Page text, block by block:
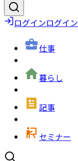
ログインログイン
仕事
暮らし
記事
セミナー